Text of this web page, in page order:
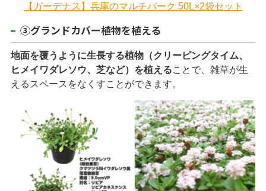
【ガーデナス】兵庫のマルチバーク 50L×2袋セット
③グランドカバー植物を植える
地面を覆うように生長する植物（クリーピングタイム、
ヒメイワダレソウ、芝など）を植えることで、雑草が生
えるスペースをなくすことができます。